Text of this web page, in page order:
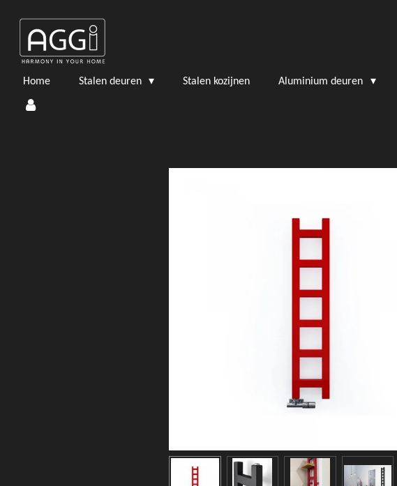
direct
naar
hoofdinhoud
Home Stalen deuren Stalen kozijnen Aluminium deuren